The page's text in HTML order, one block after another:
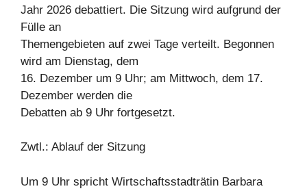
Jahr 2026 debattiert. Die Sitzung wird aufgrund der
Fülle an
Themengebieten auf zwei Tage verteilt. Begonnen
wird am Dienstag, dem
16. Dezember um 9 Uhr; am Mittwoch, dem 17.
Dezember werden die
Debatten ab 9 Uhr fortgesetzt.
Zwtl.: Ablauf der Sitzung
Um 9 Uhr spricht Wirtschaftsstadträtin Barbara